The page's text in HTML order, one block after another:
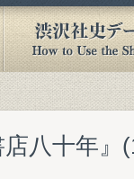
八十年』